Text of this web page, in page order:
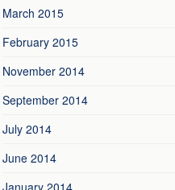
March 2015
February 2015
November 2014
September 2014
July 2014
June 2014